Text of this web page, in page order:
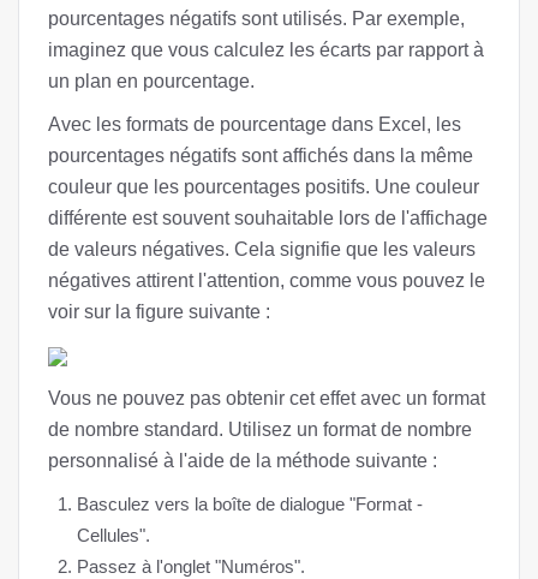
pourcentages négatifs sont utilisés. Par exemple,
imaginez que vous calculez les écarts par rapport à
un plan en pourcentage.
Avec les formats de pourcentage dans Excel, les
pourcentages négatifs sont affichés dans la même
couleur que les pourcentages positifs. Une couleur
différente est souvent souhaitable lors de l'affichage
de valeurs négatives. Cela signifie que les valeurs
négatives attirent l'attention, comme vous pouvez le
voir sur la figure suivante :
Vous ne pouvez pas obtenir cet effet avec un format
de nombre standard. Utilisez un format de nombre
personnalisé à l'aide de la méthode suivante :
Basculez vers la boîte de dialogue "Format -
Cellules".
Passez à l'onglet "Numéros".